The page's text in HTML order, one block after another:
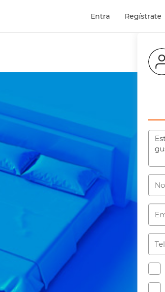
Entra Regístrate